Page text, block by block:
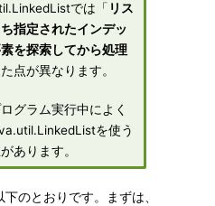
では「 リス
指定されたインデッ
を探索してから処理
点が異なります。
グラム実行中によく
を使う
あります。
のとおりです。まずは、